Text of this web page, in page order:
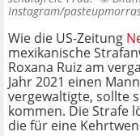
Instagram/
Wie die US-Zeitung
mexikanische
Roxana Ruiz am
Jahr 2021 einen
vergewaltigte, sollte
kommen. Die Strafe
die für eine